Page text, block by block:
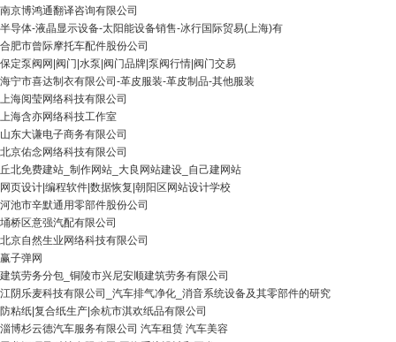
南京博鸿通翻译咨询有限公司
半导体-液晶显示设备-太阳能设备销售-冰行国际贸易(上海)有
合肥市曾际摩托车配件股份公司
保定泵阀网|阀门|水泵|阀门品牌|泵阀行情|阀门交易
海宁市喜达制衣有限公司-革皮服装-革皮制品-其他服装
上海阅莹网络科技有限公司
上海含亦网络科技工作室
山东大谦电子商务有限公司
北京佑念网络科技有限公司
丘北免费建站_制作网站_大良网站建设_自己建网站
网页设计|编程软件|数据恢复|朝阳区网站设计学校
河池市辛默通用零部件股份公司
埇桥区意强汽配有限公司
北京自然生业网络科技有限公司
赢子弹网
建筑劳务分包_铜陵市兴尼安顺建筑劳务有限公司
江阴乐麦科技有限公司_汽车排气净化_消音系统设备及其零部件的研究
防粘纸|复合纸生产|余杭市淇欢纸品有限公司
淄博杉云德汽车服务有限公司 汽车租赁 汽车美容